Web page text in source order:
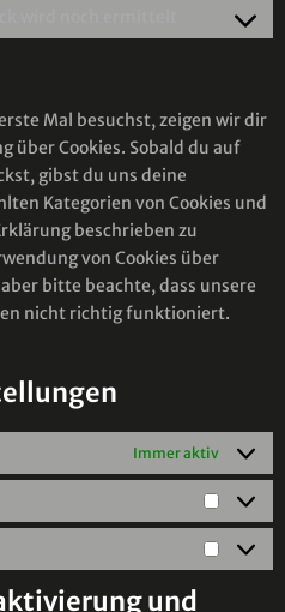
Mal besuchst, zeigen wir dir
über Cookies. Sobald du auf
gibst du uns deine
Kategorien von Cookies und
beschrieben zu
von Cookies über
bitte beachte, dass unsere
nicht richtig funktioniert.
Immer aktiv
und